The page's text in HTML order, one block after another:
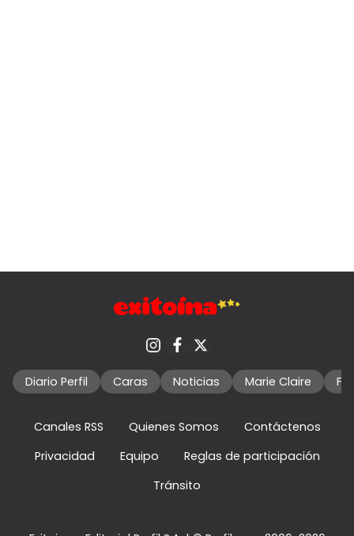
Diario Perfil Caras Noticias Marie Claire
Canales RSS Quienes Somos
Contáctenos
Privacidad
Equipo
Reglas de participación
Tránsito